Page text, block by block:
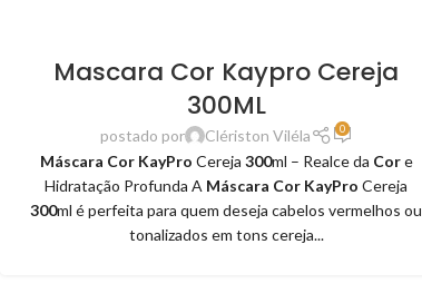
Mascara Cor Kaypro Cereja
300ML
postado por Clériston Viléla 0
Máscara Cor KayPro Cereja 300ml – Realce da Core
Hidratação Profunda A Máscara Cor KayPro Cereja
300ml é perfeita para quem deseja cabelos vermelhos ou
tonalizados em tons cereja...